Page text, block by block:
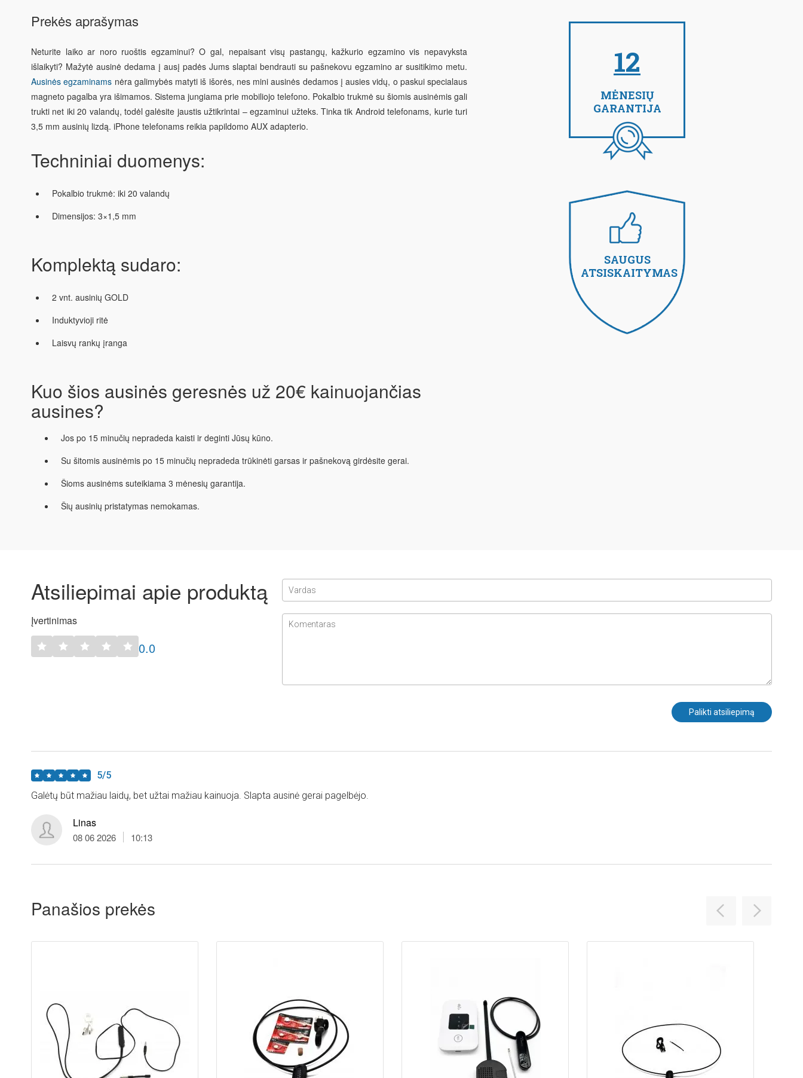
Prekės aprašymas
Neturite laiko ar noro ruoštis egzaminui? O gal, nepaisant visų pastangų, kažkurio egzamino vis nepavyksta
išlaikyti? Mažytė ausinė dedama į ausį padės Jums slaptai bendrauti su pašnekovu egzamino ar susitikimo metu.
Ausinės egzaminams nėra galimybės matyti iš išorės, nes mini ausinės dedamos į ausies vidų, o paskui specialaus
magneto pagalba yra išimamos. Sistema jungiama prie mobiliojo telefono. Pokalbio trukmė su šiomis ausinėmis gali
trukti net iki 20 valandų, todėl galėsite jaustis užtikrintai – egzaminui užteks. Tinka tik Android telefonams, kurie turi
3,5 mm ausinių lizdą. iPhone telefonams reikia papildomo AUX adapterio.
Techniniai duomenys:
Pokalbio trukmė: iki 20 valandų
Dimensijos: 3×1,5 mm
Komplektą sudaro:
2 vnt. ausinių GOLD
Induktyvioji ritė
Laisvų rankų įranga
Kuo šios ausinės geresnės už 20€ kainuojančias
ausines?
Jos po 15 minučių nepradeda kaisti ir deginti Jūsų kūno.
Su šitomis ausinėmis po 15 minučių nepradeda trūkinėti garsas ir pašnekovą girdėsite gerai.
Šioms ausinėms suteikiama 3 mėnesių garantija.
Šių ausinių pristatymas nemokamas.
12
MĖNESIŲ
GARANTIJA
SAUGUS
ATSISKAITYMAS
Atsiliepimai apie produktą
Įvertinimas
0.0
5/5
Galėtų būt mažiau laidų, bet užtai mažiau kainuoja. Slapta ausinė gerai pagelbėjo.
Linas
08 06 2026 10:13
Panašios prekės